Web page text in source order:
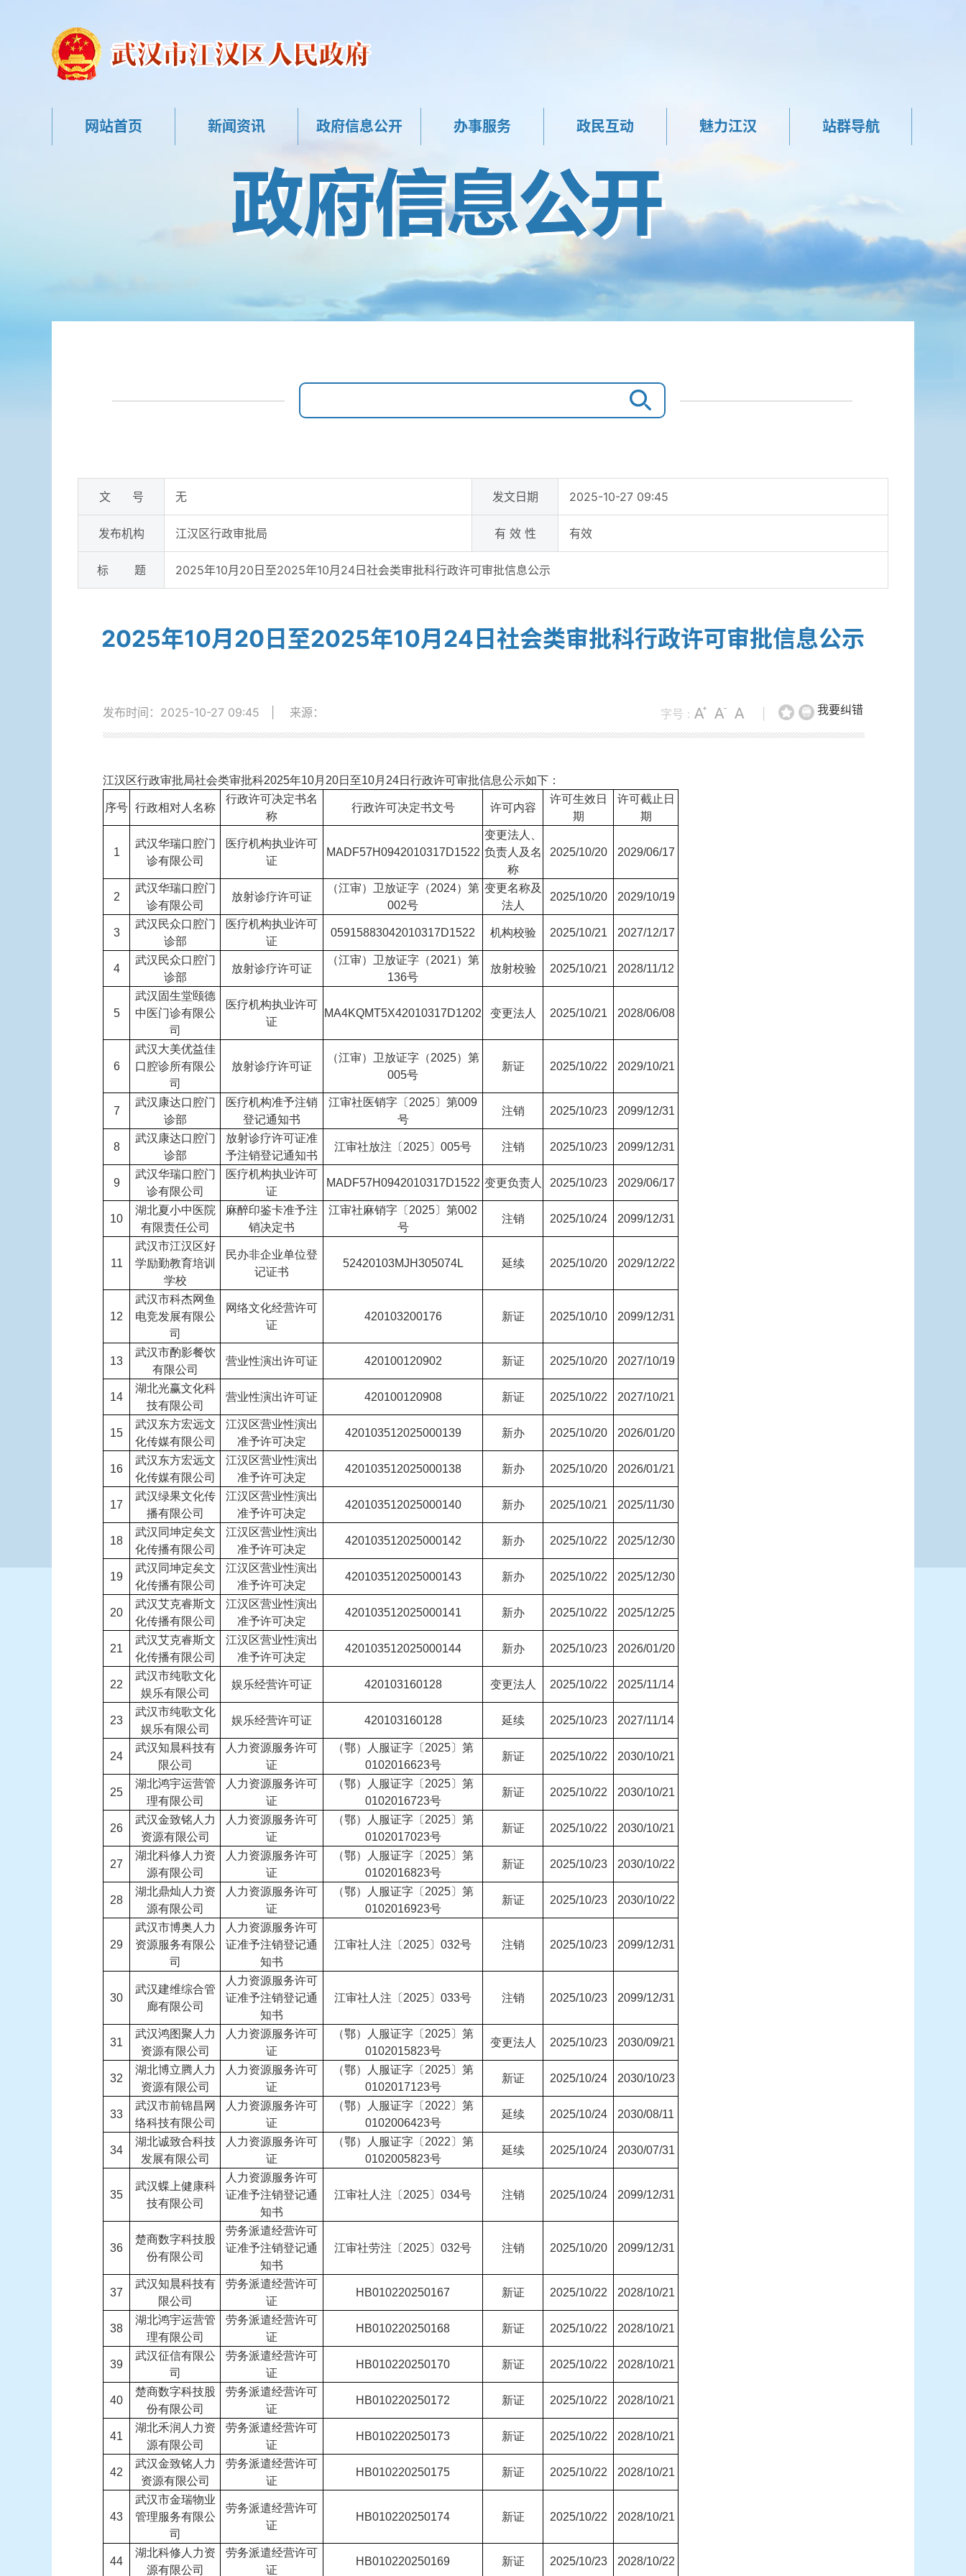
网站首页 新闻资讯 政府信息公开 办事服务 政民互动 魅力江汉 站群导航
文 号 无 发文日期 2025-10-27 09:45
发布机构 江汉区行政审批局 有 效 性 有效
标 题 2025年10月20日至2025年10月24日社会类审批科行政许可审批信息公示
2025年10月20日至2025年10月24日社会类审批科行政许可审批信息公示
我要纠错
字号 :
发布时间：2025-10-27 09:45 来源：
江汉区行政审批局社会类审批科2025年10月20日至10月24日行政许可审批信息公示如下：
序号 行政相对人名称
行政许可决定书名
称
行政许可决定书文号 许可内容
许可生效日
期
许可截止日
期
1
武汉华瑞口腔门
诊有限公司
医疗机构执业许可
证
MADF57H0942010317D1522
变更法人、
负责人及名
称
2025/10/20 2029/06/17
2
武汉华瑞口腔门
诊有限公司
放射诊疗许可证
（江审）卫放证字（2024）第
002号
变更名称及
法人
2025/10/20 2029/10/19
3
武汉民众口腔门
诊部
医疗机构执业许可
证
05915883042010317D1522 机构校验 2025/10/21 2027/12/17
4
武汉民众口腔门
诊部
放射诊疗许可证
（江审）卫放证字（2021）第
136号
放射校验 2025/10/21 2028/11/12
5
武汉固生堂颐德
中医门诊有限公
司
医疗机构执业许可
证
MA4KQMT5X42010317D1202 变更法人 2025/10/21 2028/06/08
6
武汉大美优益佳
口腔诊所有限公
司
放射诊疗许可证
（江审）卫放证字（2025）第
005号
新证 2025/10/22 2029/10/21
7
武汉康达口腔门
诊部
医疗机构准予注销
登记通知书
江审社医销字〔2025〕第009
号
注销 2025/10/23 2099/12/31
8
武汉康达口腔门
诊部
放射诊疗许可证准
予注销登记通知书
江审社放注〔2025〕005号 注销 2025/10/23 2099/12/31
9
武汉华瑞口腔门
诊有限公司
医疗机构执业许可
证
MADF57H0942010317D1522 变更负责人 2025/10/23 2029/06/17
10
湖北夏小中医院
有限责任公司
麻醉印鉴卡准予注
销决定书
江审社麻销字〔2025〕第002
号
注销 2025/10/24 2099/12/31
11
武汉市江汉区好
学励勤教育培训
学校
民办非企业单位登
记证书
52420103MJH305074L 延续 2025/10/20 2029/12/22
12
武汉市科杰网鱼
电竞发展有限公
司
网络文化经营许可
证
420103200176 新证 2025/10/10 2099/12/31
13
武汉市酌影餐饮
有限公司
营业性演出许可证 420100120902 新证 2025/10/20 2027/10/19
14
湖北光赢文化科
技有限公司
营业性演出许可证 420100120908 新证 2025/10/22 2027/10/21
15
武汉东方宏远文
化传媒有限公司
江汉区营业性演出
准予许可决定
420103512025000139 新办 2025/10/20 2026/01/20
16
武汉东方宏远文
化传媒有限公司
江汉区营业性演出
准予许可决定
420103512025000138 新办 2025/10/20 2026/01/21
17
武汉绿果文化传
播有限公司
江汉区营业性演出
准予许可决定
420103512025000140 新办 2025/10/21 2025/11/30
18
武汉同坤定矣文
化传播有限公司
江汉区营业性演出
准予许可决定
420103512025000142 新办 2025/10/22 2025/12/30
19
武汉同坤定矣文
化传播有限公司
江汉区营业性演出
准予许可决定
420103512025000143 新办 2025/10/22 2025/12/30
20
武汉艾克睿斯文
化传播有限公司
江汉区营业性演出
准予许可决定
420103512025000141 新办 2025/10/22 2025/12/25
21
武汉艾克睿斯文
化传播有限公司
江汉区营业性演出
准予许可决定
420103512025000144 新办 2025/10/23 2026/01/20
22
武汉市纯歌文化
娱乐有限公司
娱乐经营许可证 420103160128 变更法人 2025/10/22 2025/11/14
23
武汉市纯歌文化
娱乐有限公司
娱乐经营许可证 420103160128 延续 2025/10/23 2027/11/14
24
武汉知晨科技有
限公司
人力资源服务许可
证
（鄂）人服证字〔2025〕第
0102016623号
新证 2025/10/22 2030/10/21
25
湖北鸿宇运营管
理有限公司
人力资源服务许可
证
（鄂）人服证字〔2025〕第
0102016723号
新证 2025/10/22 2030/10/21
26
武汉金致铭人力
资源有限公司
人力资源服务许可
证
（鄂）人服证字〔2025〕第
0102017023号
新证 2025/10/22 2030/10/21
27
湖北科修人力资
源有限公司
人力资源服务许可
证
（鄂）人服证字〔2025〕第
0102016823号
新证 2025/10/23 2030/10/22
28
湖北鼎灿人力资
源有限公司
人力资源服务许可
证
（鄂）人服证字〔2025〕第
0102016923号
新证 2025/10/23 2030/10/22
29
武汉市博奥人力
资源服务有限公
司
人力资源服务许可
证准予注销登记通
知书
江审社人注〔2025〕032号 注销 2025/10/23 2099/12/31
30
武汉建维综合管
廊有限公司
人力资源服务许可
证准予注销登记通
知书
江审社人注〔2025〕033号 注销 2025/10/23 2099/12/31
31
武汉鸿图聚人力
资源有限公司
人力资源服务许可
证
（鄂）人服证字〔2025〕第
0102015823号
变更法人 2025/10/23 2030/09/21
32
湖北博立腾人力
资源有限公司
人力资源服务许可
证
（鄂）人服证字〔2025〕第
0102017123号
新证 2025/10/24 2030/10/23
33
武汉市前锦昌网
络科技有限公司
人力资源服务许可
证
（鄂）人服证字〔2022〕第
0102006423号
延续 2025/10/24 2030/08/11
34
湖北诚致合科技
发展有限公司
人力资源服务许可
证
（鄂）人服证字〔2022〕第
0102005823号
延续 2025/10/24 2030/07/31
35
武汉蝶上健康科
技有限公司
人力资源服务许可
证准予注销登记通
知书
江审社人注〔2025〕034号 注销 2025/10/24 2099/12/31
36
楚商数字科技股
份有限公司
劳务派遣经营许可
证准予注销登记通
知书
江审社劳注〔2025〕032号 注销 2025/10/20 2099/12/31
37
武汉知晨科技有
限公司
劳务派遣经营许可
证
HB010220250167 新证 2025/10/22 2028/10/21
38
湖北鸿宇运营管
理有限公司
劳务派遣经营许可
证
HB010220250168 新证 2025/10/22 2028/10/21
39
武汉征信有限公
司
劳务派遣经营许可
证
HB010220250170 新证 2025/10/22 2028/10/21
40
楚商数字科技股
份有限公司
劳务派遣经营许可
证
HB010220250172 新证 2025/10/22 2028/10/21
41
湖北禾润人力资
源有限公司
劳务派遣经营许可
证
HB010220250173 新证 2025/10/22 2028/10/21
42
武汉金致铭人力
资源有限公司
劳务派遣经营许可
证
HB010220250175 新证 2025/10/22 2028/10/21
43
武汉市金瑞物业
管理服务有限公
司
劳务派遣经营许可
证
HB010220250174 新证 2025/10/22 2028/10/21
44
湖北科修人力资
源有限公司
劳务派遣经营许可
证
HB010220250169 新证 2025/10/23 2028/10/22